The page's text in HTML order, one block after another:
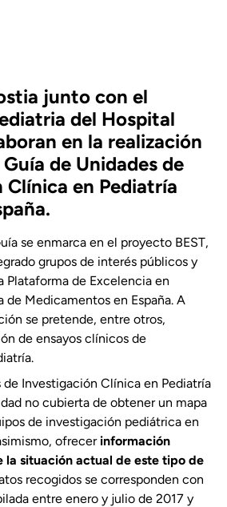
junto con el
del Hospital
en la realización
de Unidades de
en Pediatría
se enmarca en el proyecto BEST,
grupos de interés públicos y
Plataforma de Excelencia en
Medicamentos en España. A
se pretende, entre otros,
de ensayos clínicos de
de Investigación Clínica en Pediatría
no cubierta de obtener un mapa
de investigación pediátrica en
ofrecer información
la situación actual de este tipo de
recogidos se corresponden con
entre enero y julio de 2017 y